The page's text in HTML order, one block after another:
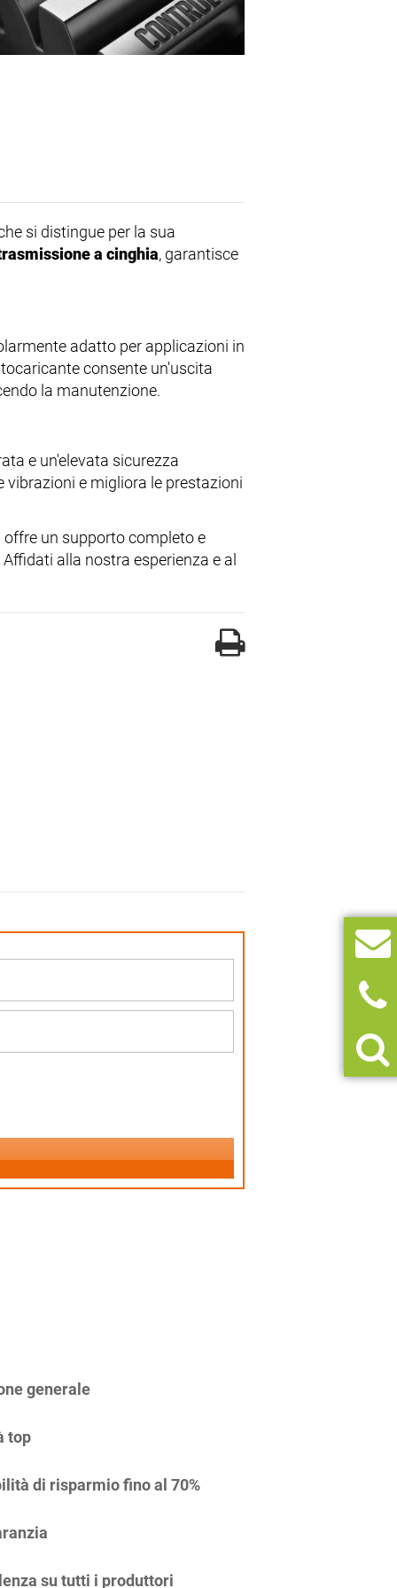
si distingue per la sua
a cinghia, garantisce
adatto per applicazioni in
consente un'uscita
la manutenzione.
e un'elevata sicurezza
e migliora le prestazioni
offre un supporto completo e
alla nostra esperienza e al
generale
top
di risparmio fino al 70%
su tutti i produttori